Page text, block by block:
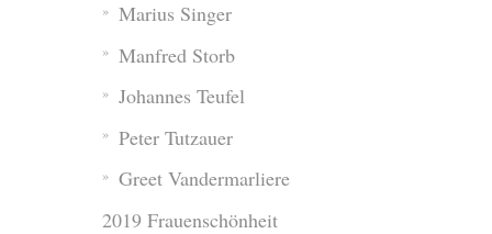
Marius Singer
Manfred Storb
Johannes Teufel
Peter Tutzauer
Greet Vandermarliere
2019 Frauenschönheit